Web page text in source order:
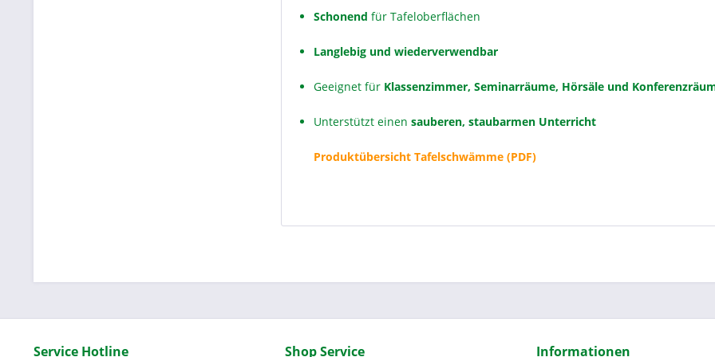
Schonend für Tafeloberflächen
Langlebig und wiederverwendbar
Geeignet für Klassenzimmer, Seminarräume, Hörsäle und
Unterstützt einen sauberen, staubarmen Unterricht
Produktübersicht Tafelschwämme (PDF)
Service Hotline Shop Service Informationen